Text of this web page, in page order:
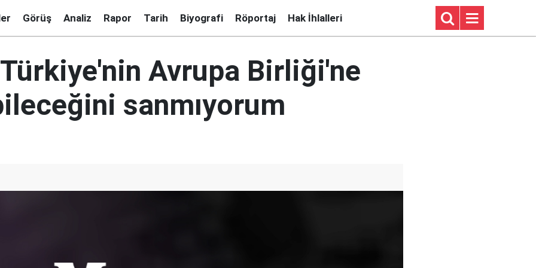
Görüş Analiz Rapor Tarih Biyografi Röportaj Hak İhlalleri
Avrupa Birliği'ne
sanmıyorum